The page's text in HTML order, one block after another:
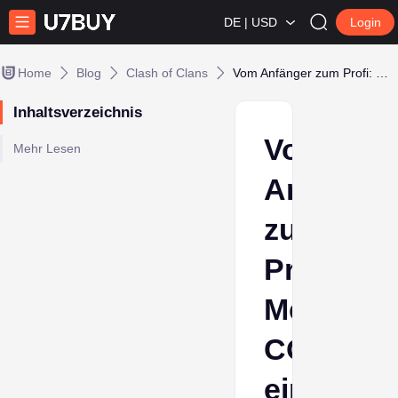
DE | USD Login
Home Blog Clash of Clans
Inhaltsverzeichnis
Mehr Lesen
Vom
Anfänger
zum
Profi:
Meistere
COC wie
ein